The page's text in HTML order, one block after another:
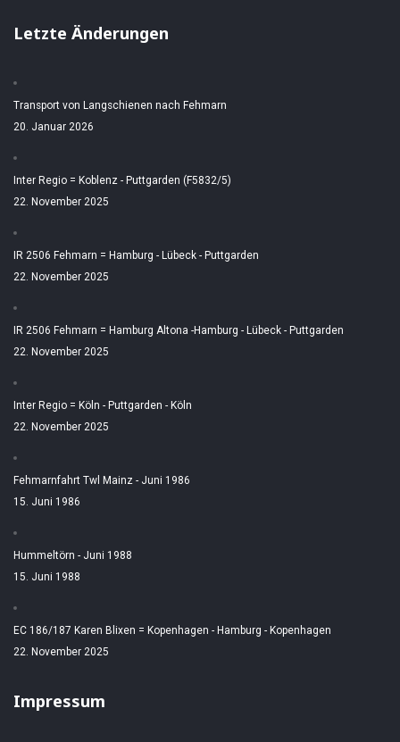
Letzte Änderungen
Transport von Langschienen nach Fehmarn
20. Januar 2026
Inter Regio = Koblenz - Puttgarden (F5832/5)
22. November 2025
IR 2506 Fehmarn = Hamburg - Lübeck - Puttgarden
22. November 2025
IR 2506 Fehmarn = Hamburg Altona -Hamburg - Lübeck - Puttgarden
22. November 2025
Inter Regio = Köln - Puttgarden - Köln
22. November 2025
Fehmarnfahrt Twl Mainz - Juni 1986
15. Juni 1986
Hummeltörn - Juni 1988
15. Juni 1988
EC 186/187 Karen Blixen = Kopenhagen - Hamburg - Kopenhagen
22. November 2025
Impressum